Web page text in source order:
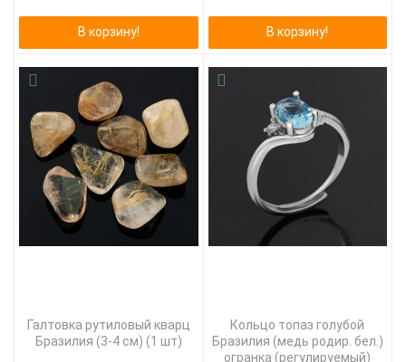
В корзину! В корзину!
Галтовка рутиловый кварц
Бразилия (3-4 см) (1 шт)
Кольцо топаз голубой
Бразилия (медь родир. бел.)
огранка (регулируемый)